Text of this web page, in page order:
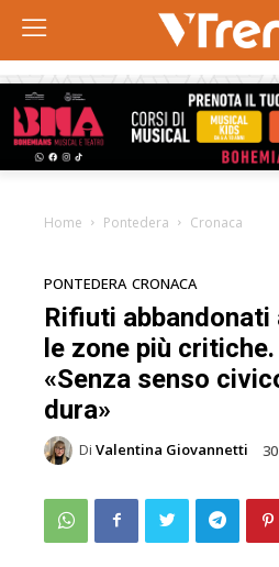
Home Pontedera Cronaca
PONTEDERA CRONACA
Rifiuti abbandonati
le zone più
«Senza senso
dura»
Di Valentina Giovannetti